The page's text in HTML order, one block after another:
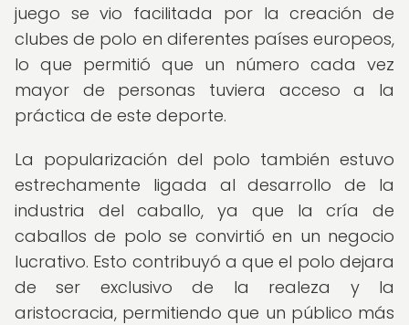
juego se vio facilitada por la creación de
clubes de polo en diferentes países europeos,
lo que permitió que un número cada vez
mayor de personas tuviera acceso a la
práctica de este deporte.
La popularización del polo también estuvo
estrechamente ligada al desarrollo de la
industria del caballo, ya que la cría de
caballos de polo se convirtió en un negocio
lucrativo. Esto contribuyó a que el polo dejara
de ser exclusivo de la realeza y la
aristocracia, permitiendo que un público más